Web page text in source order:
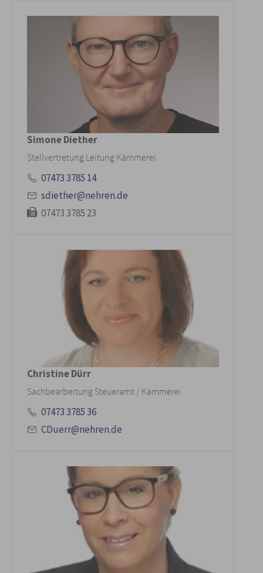
Simone Diether
Stellvertretung Leitung Kämmerei
07473 3785 14
sdiether@nehren.de
07473 3785 23
Christine Dürr
Sachbearbeitung Steueramt / Kämmerei
07473 3785 36
CDuerr@nehren.de